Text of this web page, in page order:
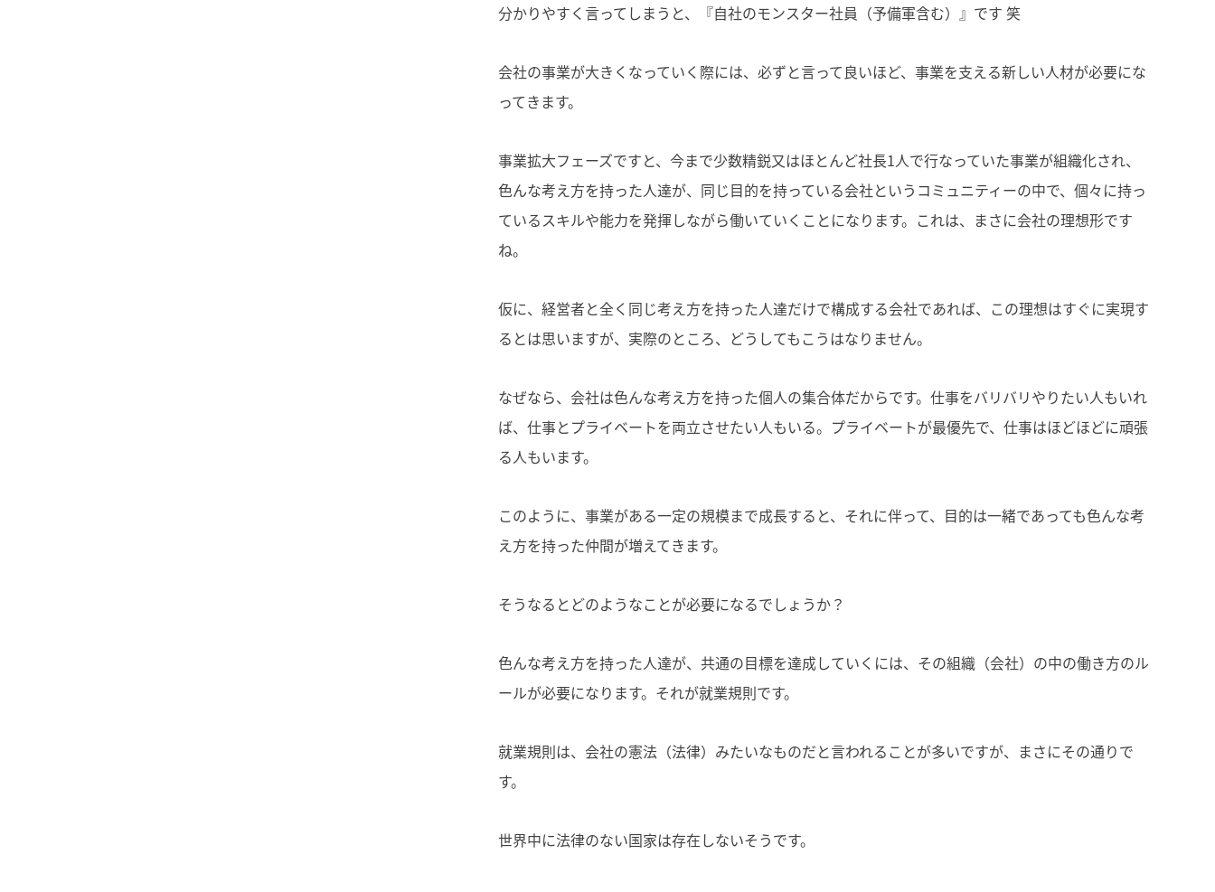
分かりやすく言ってしまうと、『自社のモンスター社員（予備軍含む）』です 笑
会社の事業が大きくなっていく際には、必ずと言って良いほど、事業を支える新しい人材が必要にな
ってきます。
事業拡大フェーズですと、今まで少数精鋭又はほとんど社長1人で行なっていた事業が組織化され、
色んな考え方を持った人達が、同じ目的を持っている会社というコミュニティーの中で、個々に持っ
ているスキルや能力を発揮しながら働いていくことになります。これは、まさに会社の理想形です
ね。
仮に、経営者と全く同じ考え方を持った人達だけで構成する会社であれば、この理想はすぐに実現す
るとは思いますが、実際のところ、どうしてもこうはなりません。
なぜなら、会社は色んな考え方を持った個人の集合体だからです。仕事をバリバリやりたい人もいれ
ば、仕事とプライベートを両立させたい人もいる。プライベートが最優先で、仕事はほどほどに頑張
る人もいます。
このように、事業がある一定の規模まで成長すると、それに伴って、目的は一緒であっても色んな考
え方を持った仲間が増えてきます。
そうなるとどのようなことが必要になるでしょうか？
色んな考え方を持った人達が、共通の目標を達成していくには、その組織（会社）の中の働き方のル
ールが必要になります。それが就業規則です。
就業規則は、会社の憲法（法律）みたいなものだと言われることが多いですが、まさにその通りで
す。
世界中に法律のない国家は存在しないそうです。